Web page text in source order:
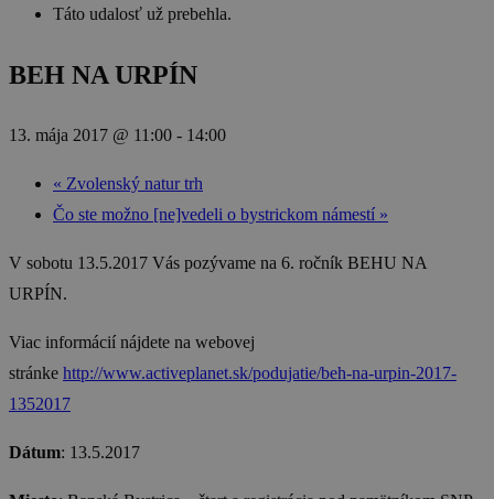
Táto udalosť už prebehla.
BEH NA URPÍN
13. mája 2017 @ 11:00 - 14:00
« Zvolenský natur trh
Čo ste možno [ne]vedeli o bystrickom námestí »
V sobotu 13.5.2017 Vás pozývame na 6. ročník BEHU NA
URPÍN.
Viac informácií nájdete na webovej
stránke http://www.activeplanet.sk/podujatie/beh-na-urpin-2017-
1352017
Dátum: 13.5.2017